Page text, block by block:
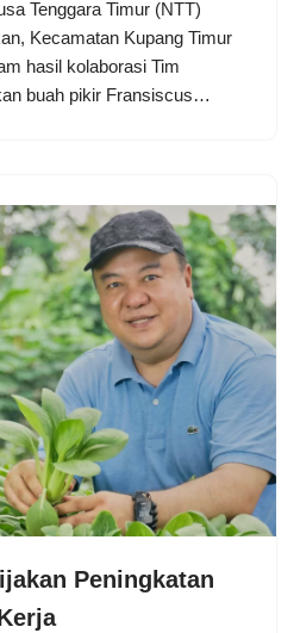
Tenggara Timur (NTT)
Kecamatan Kupang Timur
hasil kolaborasi Tim
buah pikir Fransiscus…
Peningkatan